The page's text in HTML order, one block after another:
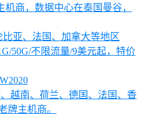
机商，数据中心在泰国曼谷，
比亚、法国、加拿大等地区
50G/不限流量/9美元起，特价
、越南、荷兰、德国、法国、香
牌主机商。